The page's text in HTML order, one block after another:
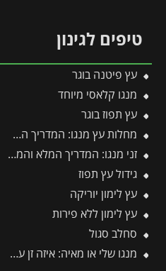
טיפים לגינון
עץ פיטנה בוגר
מנגו קלאסי מיוחד
עץ תפוז בוגר
מחלות עץ מנגו: המדריך המלא לזיהוי, מניעה וטיפול מנצח
זני מנגו: המדריך המלא והמקיף ביותר לזני מנגו
גידול עץ תפוז
עץ לימון יוריקה
עץ לימון ללא פירות
סחלב סגול
מנגו שלי או מאיה: איזה זן עדיף לגדל ואיזה פחות מומלץ?